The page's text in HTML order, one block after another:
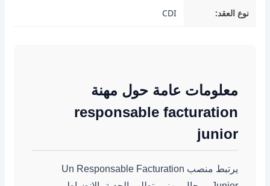
نوع العقد: CDI
معلومات عامة حول مهنة
responsable facturation
junior
يرتبط منصب Un Responsable Facturation